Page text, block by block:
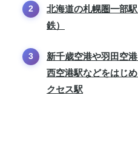
北海道の札幌圏一部
鉄）
新千歳空港や羽田空
西空港駅などをはじ
クセス駅